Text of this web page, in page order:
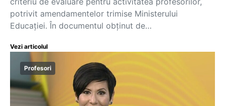
potrivit amendamentelor trimise Ministerului
Educației. În documentul obținut de…
Vezi articolul
Profesori